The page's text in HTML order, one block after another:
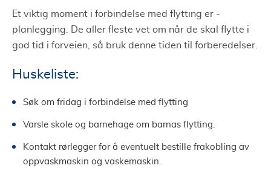
Et viktig moment i forbindelse med flytting er -
planlegging. De aller fleste vet om når de skal flytte i
god tid i forveien, så bruk denne tiden til forberedelser.
Huskeliste:
Søk om fridag i forbindelse med flytting
Varsle skole og barnehage om barnas flytting.
Kontakt rørlegger for å eventuelt bestille frakobling av
oppvaskmaskin og vaskemaskin.